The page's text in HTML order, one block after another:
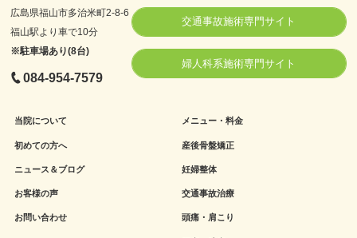
広島県福山市多治米町2-8-6
福山駅より車で10分
※駐車場あり(8台)
084-954-7579
交通事故施術専門サイト
婦人科系施術専門サイト
当院について
初めての方へ
ニュース＆ブログ
お客様の声
お問い合わせ
メニュー・料金
産後骨盤矯正
妊婦整体
交通事故治療
頭痛・肩こり